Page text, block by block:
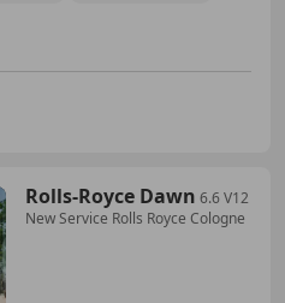
Rolls-Royce Dawn 6.6 V12
New Service Rolls Royce Cologne